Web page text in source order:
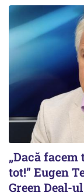
„Dacă facem
tot!” Eugen
Green Deal-